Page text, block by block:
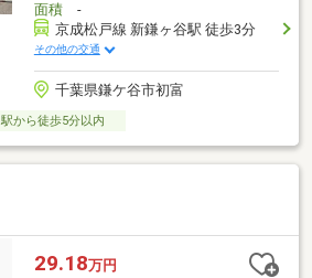
面積-
京成松戸線 新鎌ヶ谷駅 徒歩3分
その他の交通
千葉県鎌ケ谷市初富
駅から徒歩5分以内
29.18万円